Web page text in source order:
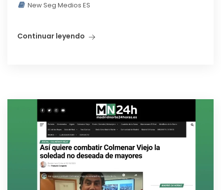
New Seg Medios ES
Continuar leyendo